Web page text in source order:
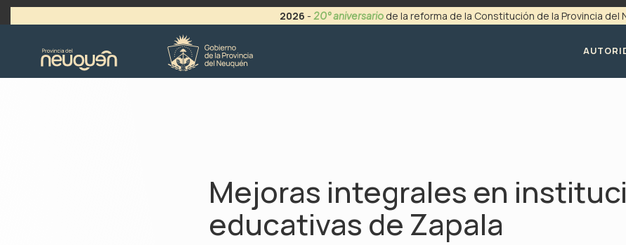
2026 - 20° aniversario de la reforma de la Constitución de la Provincia del
Mejoras integrales en
educativas de Zapala